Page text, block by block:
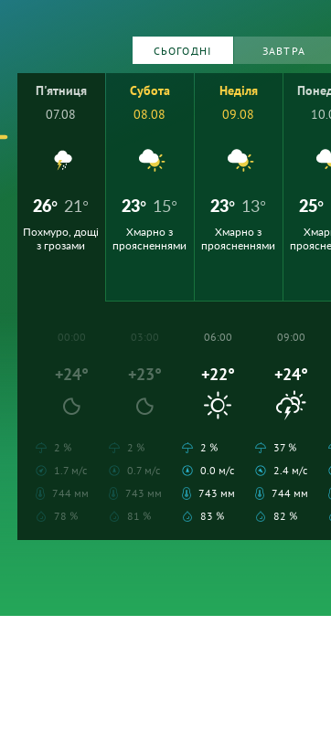
СЬОГОДНІ ЗАВТРА
П'ятниця
07.08
26° 21°
Похмуро, дощі
з грозами
Субота
08.08
23° 15°
Хмарно з
проясненнями
Неділя
09.08
23° 13°
Хмарно з
проясненнями
25°
00:00
+24°
2 %
1.7 м/с
744 мм
78 %
03:00
+23°
2 %
0.7 м/с
743 мм
81 %
06:00
+22°
2 %
0.0 м/с
743 мм
83 %
09:00
+24°
37 %
2.4 м/с
744 мм
82 %